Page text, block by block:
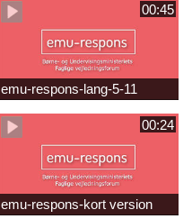
00:45
emu-respons-lang-5-11
00:24
emu-respons-kort version